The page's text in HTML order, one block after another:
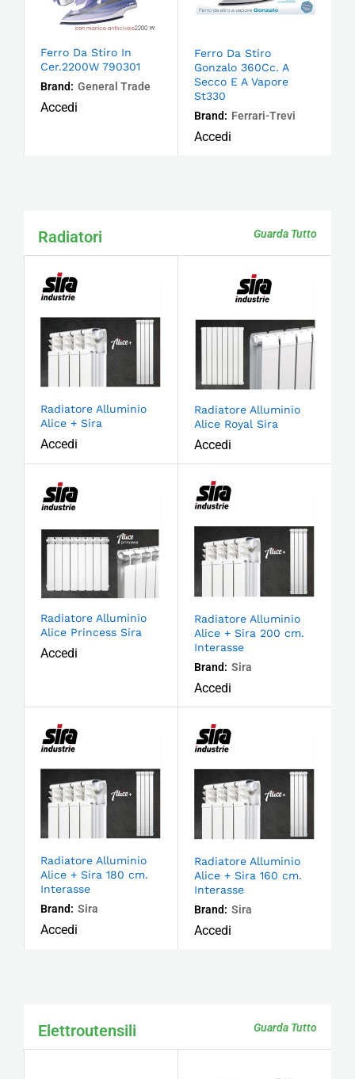
Ferro Da Stiro In
Cer.2200W 790301
Brand: General Trade
Accedi
Ferro Da Stiro
Gonzalo 360Cc. A
Secco E A Vapore
St330
Brand: Ferrari-Trevi
Accedi
Radiatori Guarda Tutto
Radiatore Alluminio
Alice + Sira
Accedi
Radiatore Alluminio
Alice Royal Sira
Accedi
Radiatore Alluminio
Alice Princess Sira
Accedi
Radiatore Alluminio
Alice + Sira 200 cm.
Interasse
Brand: Sira
Accedi
Radiatore Alluminio
Alice + Sira 180 cm.
Interasse
Brand: Sira
Accedi
Radiatore Alluminio
Alice + Sira 160 cm.
Interasse
Brand: Sira
Accedi
Elettroutensili Guarda Tutto